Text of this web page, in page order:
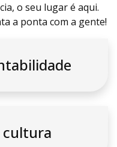
o seu lugar é aqui.
a ponta com a gente!
cultura